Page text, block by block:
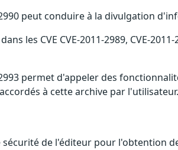
peut conduire à la divulgation
les CVE CVE-2011-2989, CVE-
permet d'appeler des
à cette archive par l'utilisateur.
de l'éditeur pour l'obtention